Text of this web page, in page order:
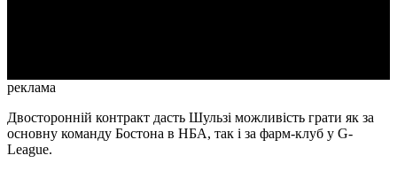
реклама
Двосторонній контракт дасть Шульзі можливість грати як за
основну команду Бостона в НБА, так і за фарм-клуб у G-
League.